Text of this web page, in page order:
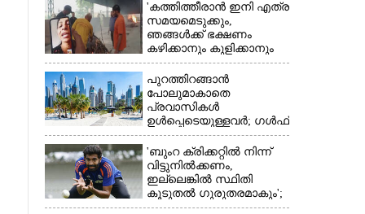
'കത്തിത്തീരാൻ ഇനി എത്ര
സമയമെടുക്കും,
ഞങ്ങൾക്ക് ഭക്ഷണം
കഴിക്കാനും കുളിക്കാനും
ഉള്ളതാണ്': അച്ഛന്റെ
സംസ്കാരചടങ്ങിനിടെ
മക്കൾ
പുറത്തിറങ്ങാൻ
പോലുമാകാതെ
പ്രവാസികൾ
ഉൾപ്പെടെയുള്ളവർ; ഗൾഫ്
രാജ്യത്ത് സ്ഥിതി രൂക്ഷം
'ബുംറ ക്രിക്കറ്റിൽ നിന്ന്
വിട്ടുനിൽക്കണം,
ഇല്ലെങ്കിൽ സ്ഥിതി
കൂടുതൽ ഗുരുതരമാകും';
മുന്നറിയിപ്പുമായി മുൻ
×